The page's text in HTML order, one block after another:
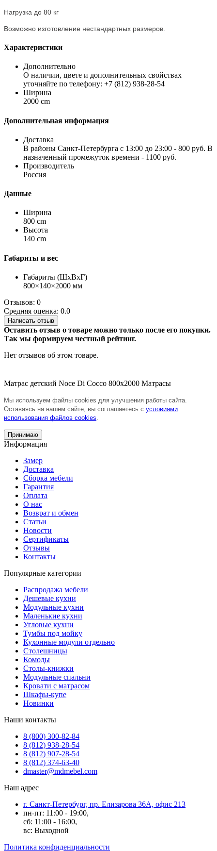
Нагрузка до 80 кг
Возможно изготовление нестандартных размеров.
Характеристики
Дополнительно
О наличии, цвете и дополнительных свойствах
уточняйте по телефону: +7 (812) 938-28-54
Ширина
2000 cm
Дополнительная информация
Доставка
В районы Санкт-Петербурга с 13:00 до 23:00 - 800 руб. В
назначенный промежуток времени - 1100 руб.
Производитель
Россия
Данные
Ширина
800 cm
Высота
140 cm
Габариты и вес
Габариты (ШхВхГ)
800×140×2000 мм
Отзывов: 0
Средняя оценка: 0.0
Написать отзыв
Оставить отзыв о товаре можно только после его покупки.
Так мы формируем честный рейтинг.
Нет отзывов об этом товаре.
Матрас детский Noce Di Cocco 800х2000 Матрасы
Мы используем файлы cookies для улучшения работы сайта.
Оставаясь на нашем сайте, вы соглашаетесь с условиями
использования файлов cookies.
Принимаю
Информация
Замер
Доставка
Сборка мебели
Гарантия
Оплата
О нас
Возврат и обмен
Статьи
Новости
Сертификаты
Отзывы
Контакты
Популярные категории
Распродажа мебели
Дешевые кухни
Модульные кухни
Маленькие кухни
Угловые кухни
Тумбы под мойку
Кухонные модули отдельно
Столешницы
Комоды
Столы-книжки
Модульные спальни
Кровати с матрасом
Шкафы-купе
Новинки
Наши контакты
8 (800) 300-82-84
8 (812) 938-28-54
8 (812) 907-28-54
8 (812) 374-63-40
dmaster@mdmebel.com
Наш адрес
г. Санкт-Петербург, пр. Елизарова 36А, офис 213
пн-пт: 11:00 - 19:00,
сб: 11:00 - 16:00,
вс: Выходной
Политика конфиденциальности